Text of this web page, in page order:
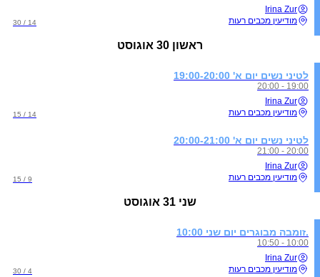
Irina Zur
מודיעין מכבים רעות
14 / 30
ראשון 30 אוגוסט
לטיני נשים יום א' 19:00-20:00
19:00 - 20:00
Irina Zur
מודיעין מכבים רעות
14 / 15
לטיני נשים יום א' 20:00-21:00
20:00 - 21:00
Irina Zur
מודיעין מכבים רעות
9 / 15
שני 31 אוגוסט
.זומבה מבוגרים יום שני 10:00
10:00 - 10:50
Irina Zur
מודיעין מכבים רעות
4 / 30